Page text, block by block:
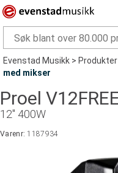
Evenstad Musikk>Produkter
med mikser
Proel
12" 400W
Varenr:1187934